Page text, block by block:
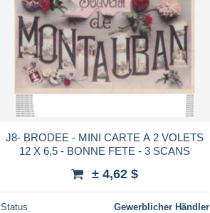
J8- BRODEE - MINI CARTE A 2 VOLETS
12 X 6,5 - BONNE FETE - 3 SCANS
± 4,62 $
Status Gewerblicher Händler